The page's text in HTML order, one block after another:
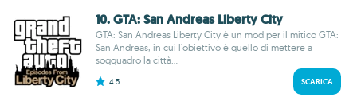
10. GTA: San Andreas Liberty City
GTA: San Andreas Liberty City è un mod per il mitico GTA:
San Andreas, in cui l'obiettivo è quello di mettere a
soqquadro la città...
4.5 SCARICA